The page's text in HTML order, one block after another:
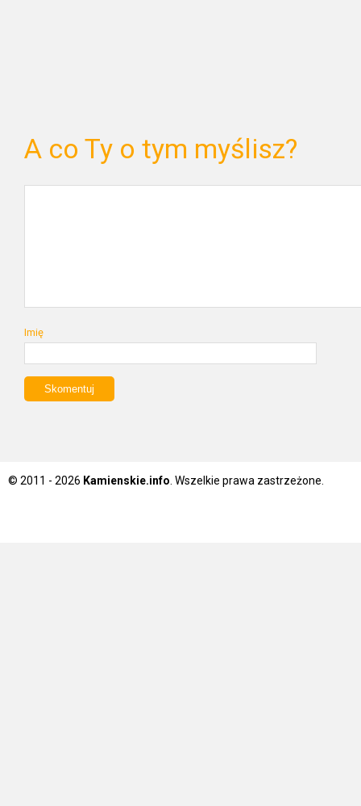
A co Ty o tym myślisz?
Imię
© 2011 - 2026 Kamienskie.info . Wszelkie prawa zastrzeżone.